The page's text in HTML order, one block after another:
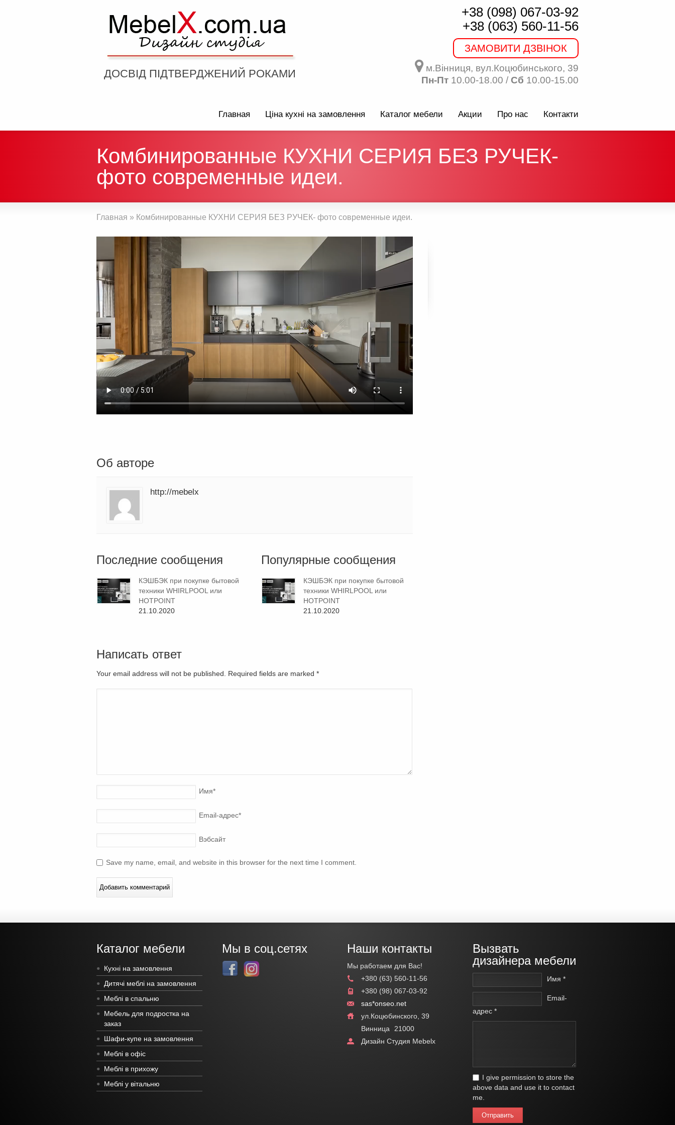
ДОСВІД ПІДТВЕРДЖЕНИЙ РОКАМИ
+38 (098) 067-03-92
+38 (063) 560-11-56
ЗАМОВИТИ ДЗВІНОК
м.Вінниця, вул.Коцюбинського, 39
Пн-Пт 10.00-18.00 / Сб 10.00-15.00
Главная Ціна кухні на замовлення Каталог мебели Акции Про нас Контакти
Комбинированные КУХНИ СЕРИЯ БЕЗ РУЧЕК-
фото современные идеи.
Главная » Комбинированные КУХНИ СЕРИЯ БЕЗ РУЧЕК- фото современные идеи.
Об авторе
http://mebelx
Последние сообщения
КЭШБЭК при покупке бытовой
техники WHIRLPOOL или
HOTPOINT
21.10.2020
Популярные сообщения
КЭШБЭК при покупке бытовой
техники WHIRLPOOL или
HOTPOINT
21.10.2020
Написать ответ
Your email address will not be published. Required fields are marked *
Имя*
Email-адрес*
Вэбсайт
Save my name, email, and website in this browser for the next time I comment.
Каталог мебели
Кухні на замовлення
Дитячі меблі на замовлення
Меблі в спальню
Мебель для подростка на
заказ
Шафи-купе на замовлення
Меблі в офіс
Меблі в прихожу
Меблі у вітальню
Мы в соц.сетях Наши контакты
Мы работаем для Вас!
+380 (63) 560-11-56
+380 (98) 067-03-92
sas*onseo.net
ул.Коцюбинского, 39
Винница
21000
Дизайн Студия Mebelx
Вызвать
дизайнера мебели
Имя *
Email-
адрес *
I give permission to store the
above data and use it to contact
me.
Отправить